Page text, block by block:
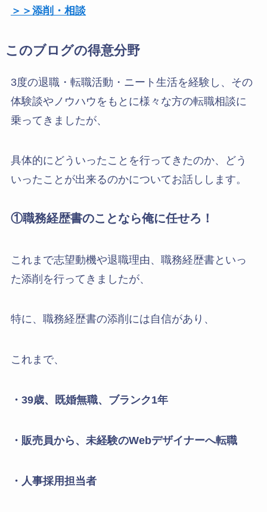
＞＞添削・相談
このブログの得意分野
3度の退職・転職活動・ニート生活を経験し、その
体験談やノウハウをもとに様々な方の転職相談に
乗ってきましたが、
具体的にどういったことを行ってきたのか、どう
いったことが出来るのかについてお話しします。
①職務経歴書のことなら俺に任せろ！
これまで志望動機や退職理由、職務経歴書といっ
た添削を行ってきましたが、
特に、職務経歴書の添削には自信があり、
これまで、
・39歳、既婚無職、ブランク1年
・販売員から、未経験のWebデザイナーへ転職
・人事採用担当者